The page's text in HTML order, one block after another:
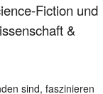
Fiction und
&
sind, faszinieren